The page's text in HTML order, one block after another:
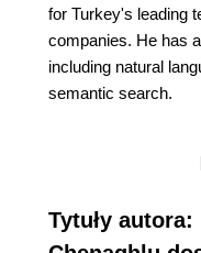
for Turkey's leading
companies. He has
including natural
semantic search.
Tytuły